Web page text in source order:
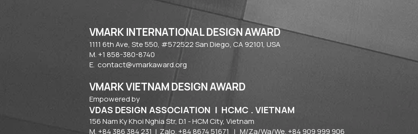
VMARK INTERNATIONAL DESIGN AWARD
​1111 6th Ave, Ste 550, #572522 San Diego, CA 92101, USA
M. +1 858-380-8740
E. contact@vmarkaward.org
VMARK VIETNAM DESIGN AWARD
Empowered by
VDAS DESIGN ASSOCIATION | HCMC . VIETNAM
156 Nam Ky Khoi Nghia Str, D.1 - HCM City, Vietnam​
M. +84 386 384 231 | Zalo. +848674 51671 | M/Za/Wa/We. +84 909 999 906